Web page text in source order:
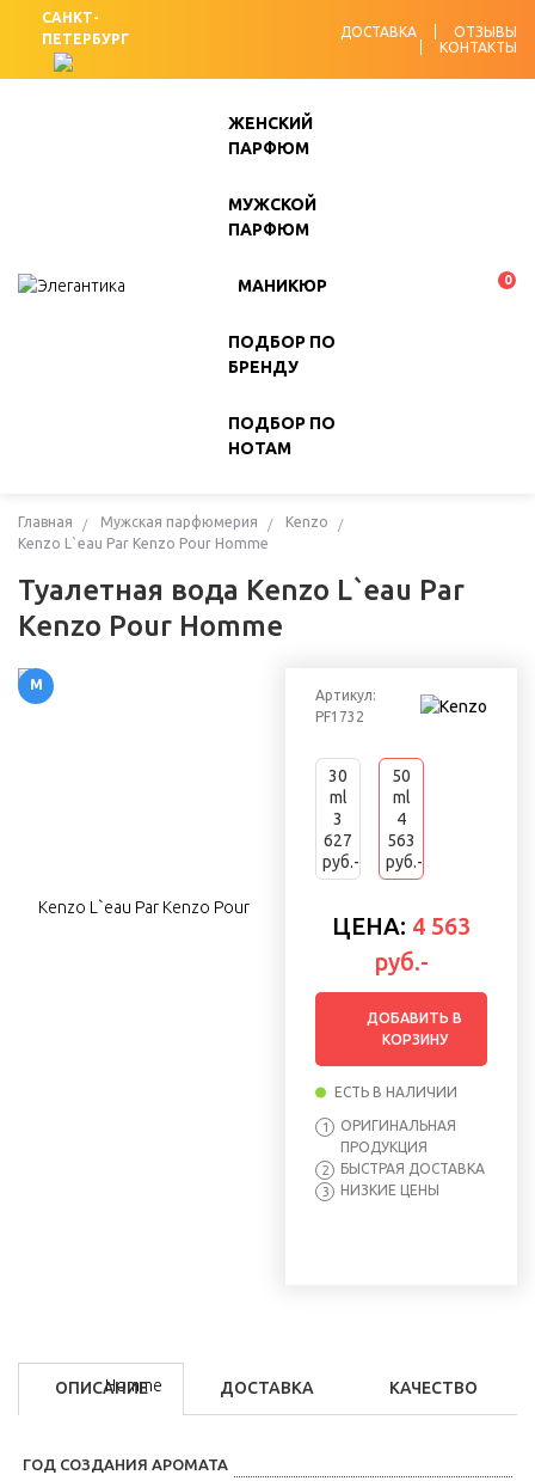
САНКТ-
ПЕТЕРБУРГ
ДОСТАВКА
ОТЗЫВЫ
КОНТАКТЫ
ЖЕНСКИЙ
ПАРФЮМ
МУЖСКОЙ
ПАРФЮМ
МАНИКЮР
ПОДБОР ПО
БРЕНДУ
ПОДБОР ПО
НОТАМ
0
Главная Мужская парфюмерия
Kenzo
Kenzo L`eau Par Kenzo Pour Homme
Туалетная вода Kenzo L`eau Par
Kenzo Pour Homme
М
Артикул:
PF1732
30
ml
3
627
руб.-
50
ml
4
563
руб.-
ЦЕНА: 4 563
руб.-
ДОБАВИТЬ В
КОРЗИНУ
ЕСТЬ В НАЛИЧИИ
1
ОРИГИНАЛЬНАЯ
ПРОДУКЦИЯ
2 БЫСТРАЯ ДОСТАВКА
3 НИЗКИЕ ЦЕНЫ
ОПИСАНИЕ ДОСТАВКА КАЧЕСТВО
ГОД СОЗДАНИЯ АРОМАТА